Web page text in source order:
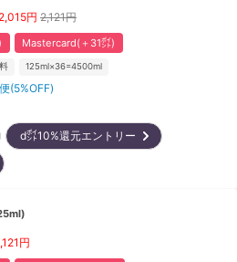
2,015円 2,121円
Mastercard(＋31㌽)
125ml×36=4500ml
(5%OFF)
d㌽10%還元エントリー
円